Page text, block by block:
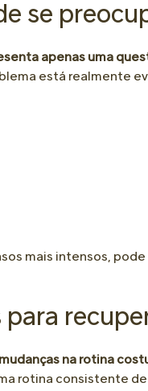
se
apenas uma
está realmente
mais intensos,
na rotina
rotina consistente